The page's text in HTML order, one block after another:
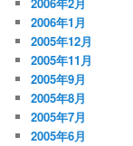
2006年1月
2005年12月
2005年11月
2005年9月
2005年8月
2005年7月
2005年6月